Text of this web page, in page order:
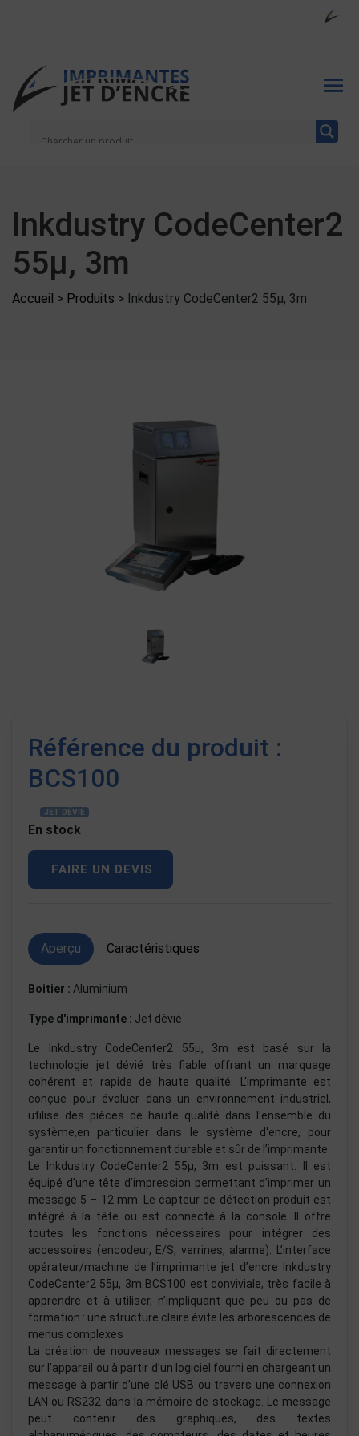
Inkdustry CodeCenter2
55µ, 3m
Accueil > Produits > Inkdustry CodeCenter2 55µ, 3m
Référence du produit :
BCS100
JET DÉVIÉ
En stock
FAIRE UN DEVIS
Aperçu Caractéristiques
Boitier : Aluminium
Type d'imprimante : Jet dévié
Le Inkdustry CodeCenter2 55µ, 3m est basé sur la
technologie jet dévié très fiable offrant un marquage
cohérent et rapide de haute qualité. L'imprimante est
conçue pour évoluer dans un environnement industriel,
utilise des pièces de haute qualité dans l'ensemble du
système,en particulier dans le système d'encre, pour
garantir un fonctionnement durable et sûr de l’imprimante.
Le Inkdustry CodeCenter2 55µ, 3m est puissant. Il est
équipé d’une tête d’impression permettant d’imprimer un
message 5 – 12 mm. Le capteur de détection produit est
intégré à la tête ou est connecté à la console. Il offre
toutes les fonctions nécessaires pour intégrer des
accessoires (encodeur, E/S, verrines, alarme). L’interface
opérateur/machine de l’imprimante jet d’encre Inkdustry
CodeCenter2 55µ, 3m BCS100 est conviviale, très facile à
apprendre et à utiliser, n’impliquant que peu ou pas de
formation : une structure claire évite les arborescences de
menus complexes
La création de nouveaux messages se fait directement
sur l’appareil ou à partir d’un logiciel fourni en chargeant un
message à partir d’une clé USB ou travers une connexion
LAN ou RS232 dans la mémoire de stockage. Le message
peut contenir des graphiques, des textes